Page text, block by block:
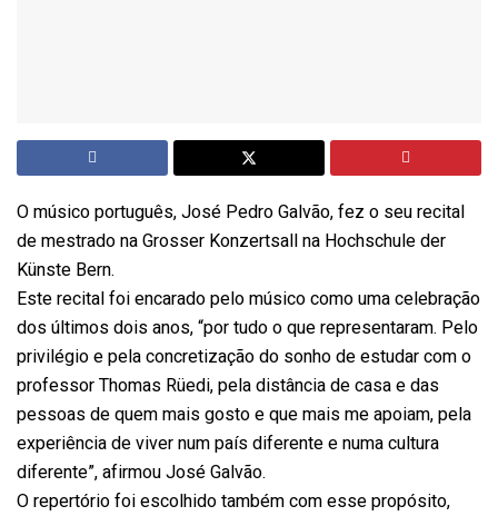
O músico português, José Pedro Galvão, fez o seu recital
de mestrado na Grosser Konzertsall na Hochschule der
Künste Bern.
Este recital foi encarado pelo músico como uma celebração
dos últimos dois anos, “por tudo o que representaram. Pelo
privilégio e pela concretização do sonho de estudar com o
professor Thomas Rüedi, pela distância de casa e das
pessoas de quem mais gosto e que mais me apoiam, pela
experiência de viver num país diferente e numa cultura
diferente”, afirmou José Galvão.
O repertório foi escolhido também com esse propósito,